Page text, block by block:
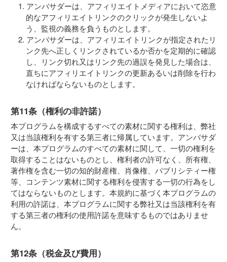
アンバサダーは、アフィリエイトメディアにおいて恣意
的なアフィリエイトリンクのクリックが発生しないよ
う、監視の義務を負うものとします。
アンバサダーは、アフィリエイトリンクが指定されたリ
ンク先へ正しくリンクされているか否かを定期的に確認
し、リンク切れ又はリンク先の過誤を発見した場合は、
直ちにアフィリエイトリンクの更新あるいは削除を行わ
なければならないものとします。
第11条（権利の非許諾）
本プログラムを構成するすべての素材に関する権利は、弊社
又は当該権利を有する第三者に帰属しています。アンバサダ
ーは、本プログラムのすべての素材に関して、一切の権利を
取得することはないものとし、権利者の許可なく、所有権、
著作権を含む一切の知的財産権、肖像権、パブリシティー権
等、コンテンツ素材に関する権利を侵害する一切の行為をし
てはならないものとします。本規約に基づく本プログラムの
利用の許諾は、本プログラムに関する弊社又は当該権利を有
する第三者の権利の使用許諾を意味するものではありませ
ん。
第12条（税金及び費用）